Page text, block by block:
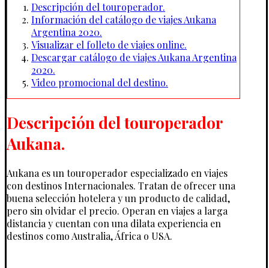
Descripción del touroperador.
Información del catálogo de viajes Aukana
Argentina 2020.
Visualizar el folleto de viajes online.
Descargar catálogo de viajes Aukana Argentina
2020.
Video promocional del destino.
Descripción del touroperador
Aukana.
Aukana es un touroperador especializado en viajes
con destinos Internacionales. Tratan de ofrecer una
buena selección hotelera y un producto de calidad,
pero sin olvidar el precio. Operan en viajes a larga
distancia y cuentan con una dilata experiencia en
destinos como Australia, África o USA.